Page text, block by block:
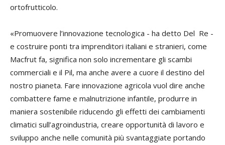
ortofrutticolo.
«Promuovere l’innovazione tecnologica - ha detto Del Re -
e costruire ponti tra imprenditori italiani e stranieri, come
Macfrut fa, significa non solo incrementare gli scambi
commerciali e il Pil, ma anche avere a cuore il destino del
nostro pianeta. Fare innovazione agricola vuol dire anche
combattere fame e malnutrizione infantile, produrre in
maniera sostenibile riducendo gli effetti dei cambiamenti
climatici sull’agroindustria, creare opportunità di lavoro e
sviluppo anche nelle comunità più svantaggiate portando